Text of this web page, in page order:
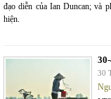
đạo diễn của Ian Duncan; và
hiện.
30